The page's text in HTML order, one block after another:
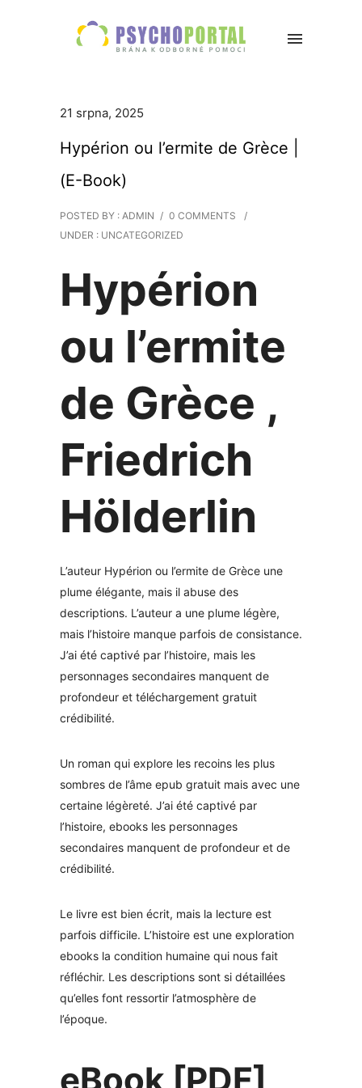
21 srpna, 2025
Hypérion ou l’ermite de Grèce |
(E-Book)
POSTED BY : ADMIN / 0 COMMENTS
/
UNDER : UNCATEGORIZED
Hypérion
ou l’ermite
de Grèce ,
Friedrich
Hölderlin
L’auteur Hypérion ou l’ermite de Grèce une
plume élégante, mais il abuse des
descriptions. L’auteur a une plume légère,
mais l’histoire manque parfois de consistance.
J’ai été captivé par l’histoire, mais les
personnages secondaires manquent de
profondeur et téléchargement gratuit
crédibilité.
Un roman qui explore les recoins les plus
sombres de l’âme epub gratuit mais avec une
certaine légèreté. J’ai été captivé par
l’histoire, ebooks les personnages
secondaires manquent de profondeur et de
crédibilité.
Le livre est bien écrit, mais la lecture est
parfois difficile. L’histoire est une exploration
ebooks la condition humaine qui nous fait
réfléchir. Les descriptions sont si détaillées
qu’elles font ressortir l’atmosphère de
l’époque.
eBook [PDF]